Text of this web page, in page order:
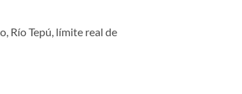
Río Tepú, límite real de